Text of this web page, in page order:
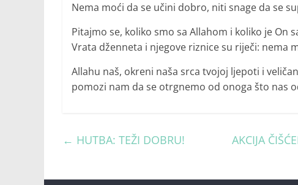
Nema moći da se učini dobro, niti snage da se
Pitajmo se, koliko smo sa Allahom i koliko je On
Vrata dženneta i njegove riznice su riječi: nema
Allahu naš, okreni naša srca tvojoj ljepoti i
pomozi nam da se otrgnemo od onoga što nas
← HUTBA: TEŽI DOBRU! AKCIJA